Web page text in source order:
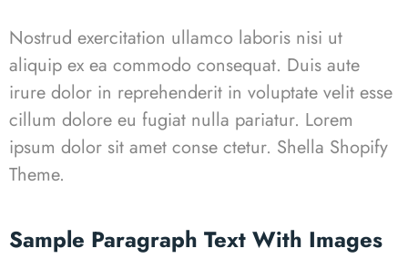
Nostrud exercitation ullamco laboris nisi ut
aliquip ex ea commodo consequat. Duis aute
irure dolor in reprehenderit in voluptate velit esse
cillum dolore eu fugiat nulla pariatur. Lorem
ipsum dolor sit amet conse ctetur. Shella Shopify
Theme.
Sample Paragraph Text With Images